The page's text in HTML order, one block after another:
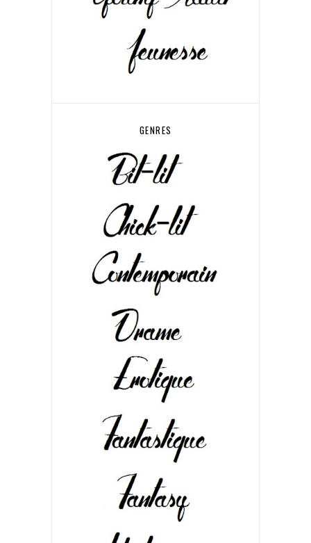
GENRES